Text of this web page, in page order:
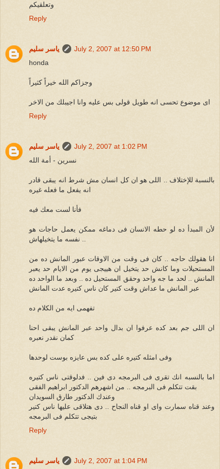
وتعلقيكم
Reply
ياسر سليم
July 2, 2007 at 12:50 PM
honda
وجزاكم الله خيراً كثيراً
اى موضوع تحسى انه طويل قولى بس عليه وانا اجيبلك من الاخر
Reply
ياسر سليم
July 2, 2007 at 1:02 PM
نسرين - أمة الله
بالنسبة للإختلاف .. اللى هو ان كل انسان مش شرط انه يبقى قادر
انه يفعل ما فعله غيره
فأنا لست معك فيه
لأن المبدأ ده لو حطه الانسان فى دماغه ممكن يعمل حاجات هو
نفسه ما يتخيلهاش ..
انا هقولك حاجه .. كان فى وقت من الاوقات عبور المانش ده من
المستحيلات وما كانش حد يتخيل ان هييجى يوم من الايام حد يعبر
المانش .. لحد ما جه واحد وحقق المستحيل ده .. وبعد ما الواحد ده
عبر المانش ما عداش وقت كتير كان ناس كتيره عدت المانش
تفهمى ايه من الكلام ده
ان اللى جم بعد كده عرفوا ان بدال واحد عبر المانش يبقى احنا
كمان نقدر نعبره
وفى امثله كتيره على كده بس عايزه بوست لوحدها
اما بالنسبه انك تقرى فى البرمجه دى فين .. فدلوقتى ناس كتيره
بقت تتكلم فى البرمجه .. من اشهرهم الدكتور ابراهيم الفقى
وعندك الدكتور طارق السويدان
وعند قناه سمارت واى او قناه النجاح .. دى هتلاقى عليها ناس كتير
بتيجى تتكلم فى البرمجه
Reply
ياسر سليم July 2, 2007 at 1:04 PM